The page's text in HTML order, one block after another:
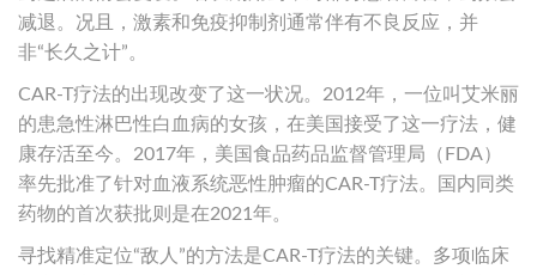
减退。况且，激素和免疫抑制剂通常伴有不良反应，并
非“长久之计”。
CAR-T疗法的出现改变了这一状况。2012年，一位叫艾米丽
的患急性淋巴性白血病的女孩，在美国接受了这一疗法，健
康存活至今。2017年，美国食品药品监督管理局（FDA）
率先批准了针对血液系统恶性肿瘤的CAR-T疗法。国内同类
药物的首次获批则是在2021年。
寻找精准定位“敌人”的方法是CAR-T疗法的关键。多项临床